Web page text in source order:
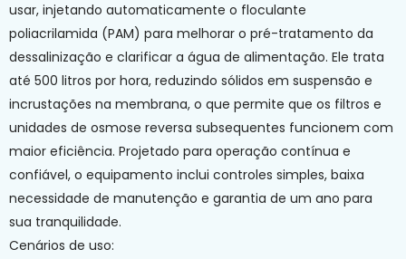
usar, injetando automaticamente o floculante
poliacrilamida (PAM) para melhorar o pré-tratamento da
dessalinização e clarificar a água de alimentação. Ele trata
até 500 litros por hora, reduzindo sólidos em suspensão e
incrustações na membrana, o que permite que os filtros e
unidades de osmose reversa subsequentes funcionem com
maior eficiência. Projetado para operação contínua e
confiável, o equipamento inclui controles simples, baixa
necessidade de manutenção e garantia de um ano para
sua tranquilidade.
Cenários de uso: